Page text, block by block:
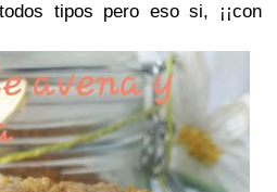
tipos pero eso si, ¡¡con